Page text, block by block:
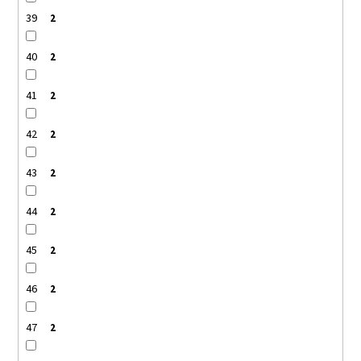
39 2
40 2
41 2
42 2
43 2
44 2
45 2
46 2
47 2